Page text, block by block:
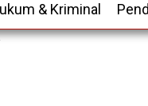
& Kriminal